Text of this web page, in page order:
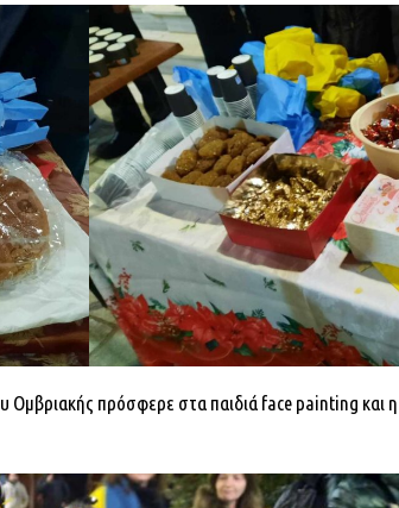
πρόσφερε στα παιδιά face painting και